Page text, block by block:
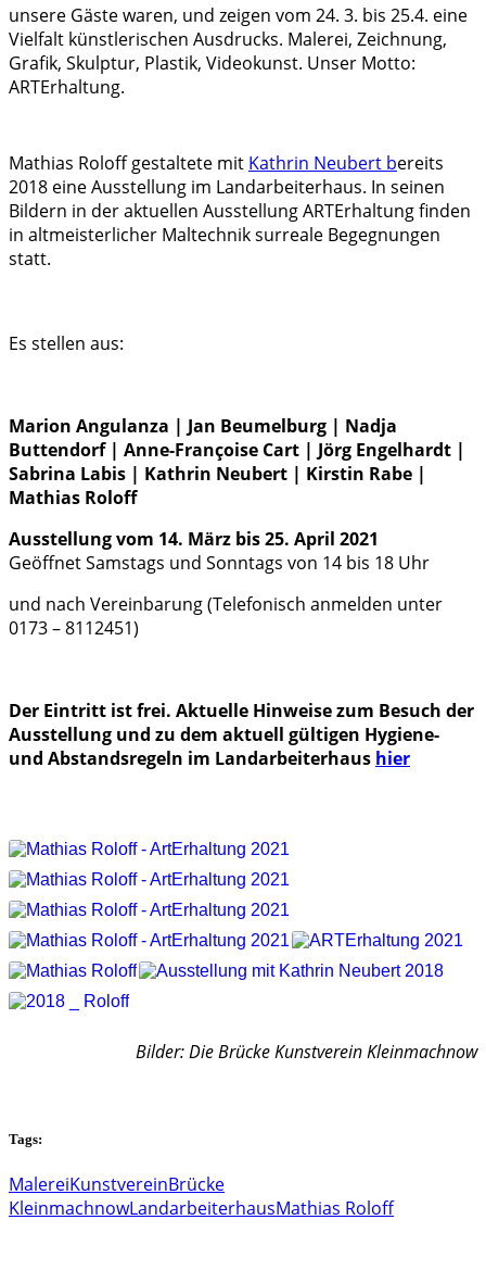
unsere Gäste waren, und zeigen vom 24. 3. bis 25.4. eine
Vielfalt künstlerischen Ausdrucks. Malerei, Zeichnung,
Grafik, Skulptur, Plastik, Videokunst. Unser Motto:
ARTErhaltung.
Mathias Roloff gestaltete mit Kathrin Neubert bereits
2018 eine Ausstellung im Landarbeiterhaus. In seinen
Bildern in der aktuellen Ausstellung ARTErhaltung finden
in altmeisterlicher Maltechnik surreale Begegnungen
statt.
Es stellen aus:
Marion Angulanza | Jan Beumelburg | Nadja
Buttendorf | Anne-Françoise Cart | Jörg Engelhardt |
Sabrina Labis | Kathrin Neubert | Kirstin Rabe |
Mathias Roloff
Ausstellung vom 14. März bis 25. April 2021
Geöffnet Samstags und Sonntags von 14 bis 18 Uhr
und nach Vereinbarung (Telefonisch anmelden unter
0173 – 8112451)
Der Eintritt ist frei. Aktuelle Hinweise zum Besuch der
Ausstellung und zu dem aktuell gültigen Hygiene-
und Abstandsregeln im Landarbeiterhaus hier
Bilder: Die Brücke Kunstverein Kleinmachnow
Tags:
MalereiKunstvereinBrücke
KleinmachnowLandarbeiterhausMathias Roloff